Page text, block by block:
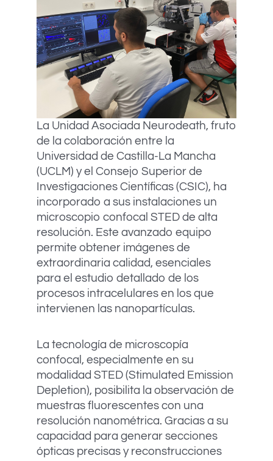
La Unidad Asociada Neurodeath, fruto
de la colaboración entre la
Universidad de Castilla-La Mancha
(UCLM) y el Consejo Superior de
Investigaciones Científicas (CSIC), ha
incorporado a sus instalaciones un
microscopio confocal STED de alta
resolución. Este avanzado equipo
permite obtener imágenes de
extraordinaria calidad, esenciales
para el estudio detallado de los
procesos intracelulares en los que
intervienen las nanopartículas.
La tecnología de microscopía
confocal, especialmente en su
modalidad STED (Stimulated Emission
Depletion), posibilita la observación de
muestras fluorescentes con una
resolución nanométrica. Gracias a su
capacidad para generar secciones
ópticas precisas y reconstrucciones